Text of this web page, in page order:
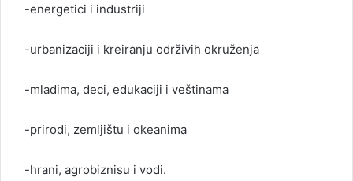
-energetici i industriji
-urbanizaciji i kreiranju održivih okruženja
-mladima, deci, edukaciji i veštinama
-prirodi, zemljištu i okeanima
-hrani, agrobiznisu i vodi.